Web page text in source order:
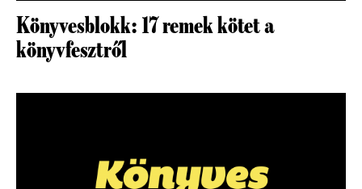
Könyvesblokk: 17 remek kötet a
könyvfesztről